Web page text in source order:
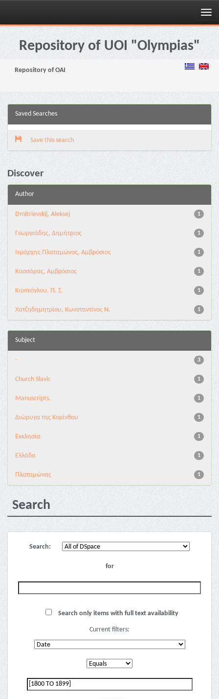
Skip
navigationRepository of UOI "Olympias"
Repository of OAI
Saved Searches
Save this search
Discover
Author
1
Dmitrievskij, Aleksej
1
Γεωργιάδης, Δημήτριος
1
Ιεράρχης Πλαταμώνος, Αμβρόσιος
1
Κασσάρας, Αμβρόσιος
1
Κιοσεόγλου, Π. Σ.
1
Χατζηδημητρίου, Κωνσταντίνος Ν.
Subject
3
-
1
Church Slavic
1
Manuscripts,
1
Διώρυγα της Κορίνθου
1
Εκκλησία
1
Ελλάδα
1
Πλαταμώνας
Search
Search:
for
Search only items with full text availability
Current filters: